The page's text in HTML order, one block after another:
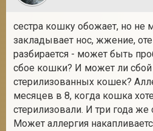
сестра кошку обожает, но не
закладывает нос, жжение,
разбирается - может быть
сбое кошки? И может ли сбой
стерилизованных кошек?
месяцев в 8, когда кошка
стерилизовали. И три года
Может аллергия